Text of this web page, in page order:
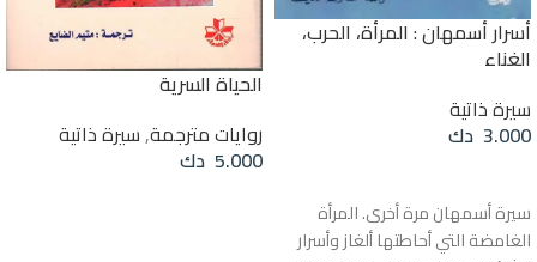
أسرار أسمهان : المرأة، الحرب،
الغناء
سيرة ذاتية
3.000 دك
سيرة أسمهان مرة أخرى. المرأة
الغامضة التي أحاطتها ألغاز وأسرار
الحياة السرية
روايات مترجمة,سيرة ذاتية
5.000 دك